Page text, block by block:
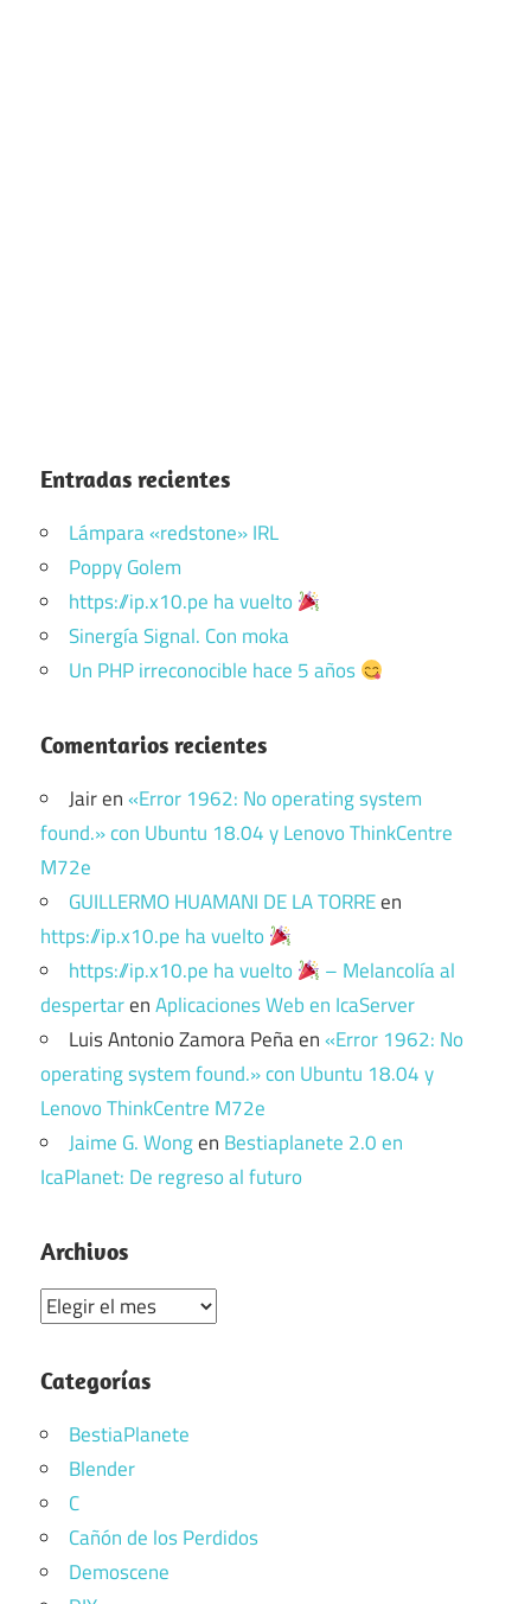
Entradas recientes
Lámpara «redstone» IRL
Poppy Golem
https://ip.x10.pe ha vuelto
Sinergía Signal. Con moka
Un PHP irreconocible hace 5 años
Comentarios recientes
Jairen«Error 1962: No operating system
found.» con Ubuntu 18.04 y Lenovo ThinkCentre
M72e
GUILLERMO HUAMANI DE LA TORREen
https://ip.x10.pe ha vuelto
https://ip.x10.pe ha vuelto
– Melancolía al
despertarenAplicaciones Web en IcaServer
Luis Antonio Zamora Peñaen«Error 1962: No
operating system found.» con Ubuntu 18.04 y
Lenovo ThinkCentre M72e
Jaime G. Wongen Bestiaplanete 2.0 en
IcaPlanet: De regreso al futuro
Archivos
Archivos
Categorías
BestiaPlanete
Blender
C
Cañón de los Perdidos
Demoscene